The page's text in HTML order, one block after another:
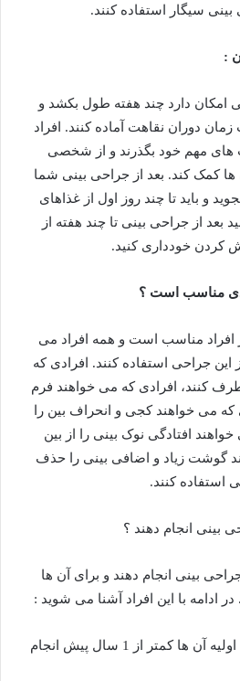
:
امکان دارد چند هفته طول بکشد و
زمان دوران نقاهت آماده کنند. افراد
های مهم خود بگذرند و از شخصی
ها کمک کند. بعد از جراحی بینی شما
و باید تا چند روز اول از غذاهای
بعد از جراحی بینی تا چند هفته از
کردن خودداری کنید.
مناسب است ؟
افراد مناسب است و همه افراد می
جراحی استفاده کنند. افرادی که
کنند، افرادی که می خواهند فرم
که می خواهند کجی و انحراف بین را
خواهند افتادگی نوک بینی را از بین
گوشت زیاد و اضافی بینی را حذف
استفاده کنند.
بینی انجام دهند ؟
بینی انجام دهند و برای آن ها
ادامه با این افراد آشنا می شوید :
کسانی که عمل بینی اولیه آن ها کمتر از 1 سال پیش انجام